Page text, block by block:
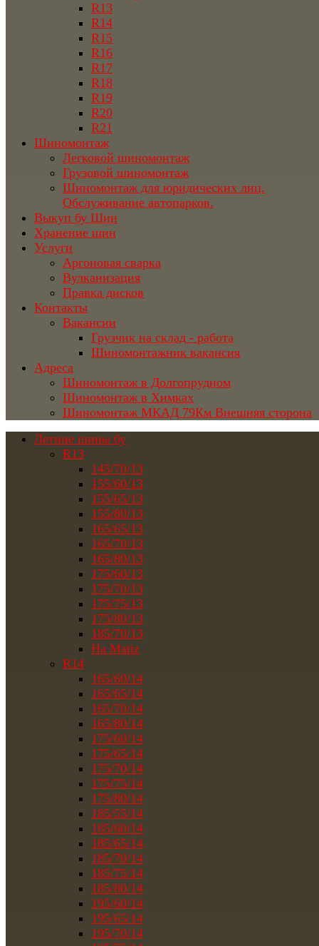
R13
R14
R15
R16
R17
R18
R19
R20
R21
Шиномонтаж
Легковой шиномонтаж
Грузовой шиномонтаж
Шиномонтаж для юридических лиц.
Обслуживание автопарков.
Выкуп бу Шин
Хранение шин
Услуги
Аргоновая сварка
Вулканизация
Правка дисков
Контакты
Вакансии
Грузчик на склад - работа
Шиномонтажник вакансия
Адреса
Шиномонтаж в Долгопрудном
Шиномонтаж в Химках
Шиномонтаж МКАД 79Км Внешняя сторона
Летние шины бу
R13
145/70/13
155/60/13
155/65/13
155/80/13
165/65/13
165/70/13
165/80/13
175/60/13
175/70/13
175/75/13
175/80/13
185/70/13
На Matiz
R14
165/60/14
165/65/14
165/70/14
165/80/14
175/60/14
175/65/14
175/70/14
175/75/14
175/80/14
185/55/14
185/60/14
185/65/14
185/70/14
185/75/14
185/80/14
195/60/14
195/65/14
195/70/14